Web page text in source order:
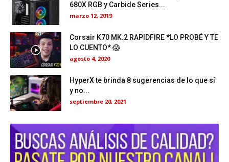
680X RGB y Carbide Series...
marzo 12, 2019
Corsair K70 MK.2 RAPIDFIRE *LO PROBÉ Y TE
LO CUENTO* 😱
agosto 4, 2020
HyperX te brinda 8 sugerencias de lo que sí
y no...
septiembre 20, 2021